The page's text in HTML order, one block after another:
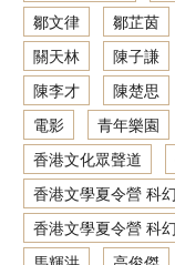
鄒文律
鄒芷茵
關天林
陳子謙
陳李才
陳楚思
電影
青年樂園
香港文化眾聲道
香港文學夏令營 科幻
香港文學夏令營 科